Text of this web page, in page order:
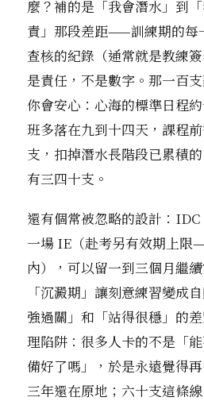
麼？補的是「我會潛水」到
責」那段差距——訓練期的每
查核的紀錄（通常就是教練
是責任，不是數字。那一百
你會安心：心海的標準日程
班多落在九到十四天，課程
支，扣掉潛水長階段已累積
有三四十支。
還有個常被忽略的設計：
一場 IE（赴考另有效期上限
內），可以留一到三個月繼
「沉澱期」讓刻意練習變成
強過關」和「站得很穩」的
理陷阱：很多人卡的不是「
備好了嗎」，於是永遠覺得
三年還在原地；六十支這條